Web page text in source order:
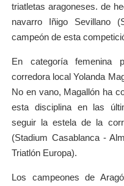
triatletas aragoneses. de
navarro Iñigo Sevillano
campeón de esta
En categoría femenina
corredora local Yolanda
No en vano, Magallón ha
esta disciplina en las
seguir la estela de la
(Stadium Casablanca -
Triatlón Europa).
Los campeones de